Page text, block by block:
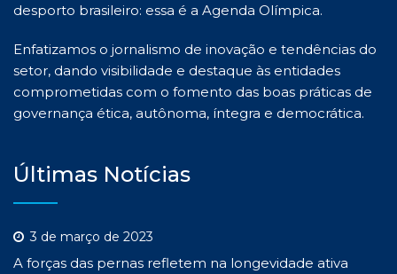
desporto brasileiro: essa é a Agenda Olímpica.
Enfatizamos o jornalismo de inovação e tendências do
setor, dando visibilidade e destaque às entidades
comprometidas com o fomento das boas práticas de
governança ética, autônoma, íntegra e democrática.
Últimas Notícias
3 de março de 2023
A forças das pernas refletem na longevidade ativa